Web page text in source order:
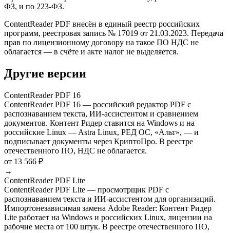
ФЗ, и по 223-ФЗ.
ContentReader PDF внесён в единый реестр российских
программ, реестровая запись № 17019 от 21.03.2023. Передача
прав по лицензионному договору на такое ПО НДС не
облагается — в счёте и акте налог не выделяется.
Другие версии
ContentReader PDF 16
ContentReader PDF 16 — российский редактор PDF с
распознаванием текста, ИИ-ассистентом и сравнением
документов. Контент Ридер ставится на Windows и на
российские Linux — Astra Linux, РЕД ОС, «Альт», — и
подписывает документы через КриптоПро. В реестре
отечественного ПО, НДС не облагается.
от 13 566 ₽
→
ContentReader PDF Lite
ContentReader PDF Lite — просмотрщик PDF с
распознаванием текста и ИИ-ассистентом для организаций.
Импортонезависимая замена Adobe Reader: Контент Ридер
Lite работает на Windows и российских Linux, лицензии на
рабочие места от 100 штук. В реестре отечественного ПО,